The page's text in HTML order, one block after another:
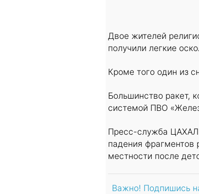
Двое жителей
получили легкие
Кроме того один из
Большинство ракет,
системой ПВО
Пресс-служба ЦАХАЛ
падения фрагментов
местности после
Важно! Подпишись